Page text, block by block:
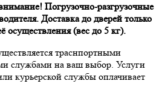
Погрузочно-разгрузочные
Доставка до дверей только
осуществления (вес до 5 кг).
траснпортными
службами на ваш выбор. Услуги
курьерской службы оплачивает